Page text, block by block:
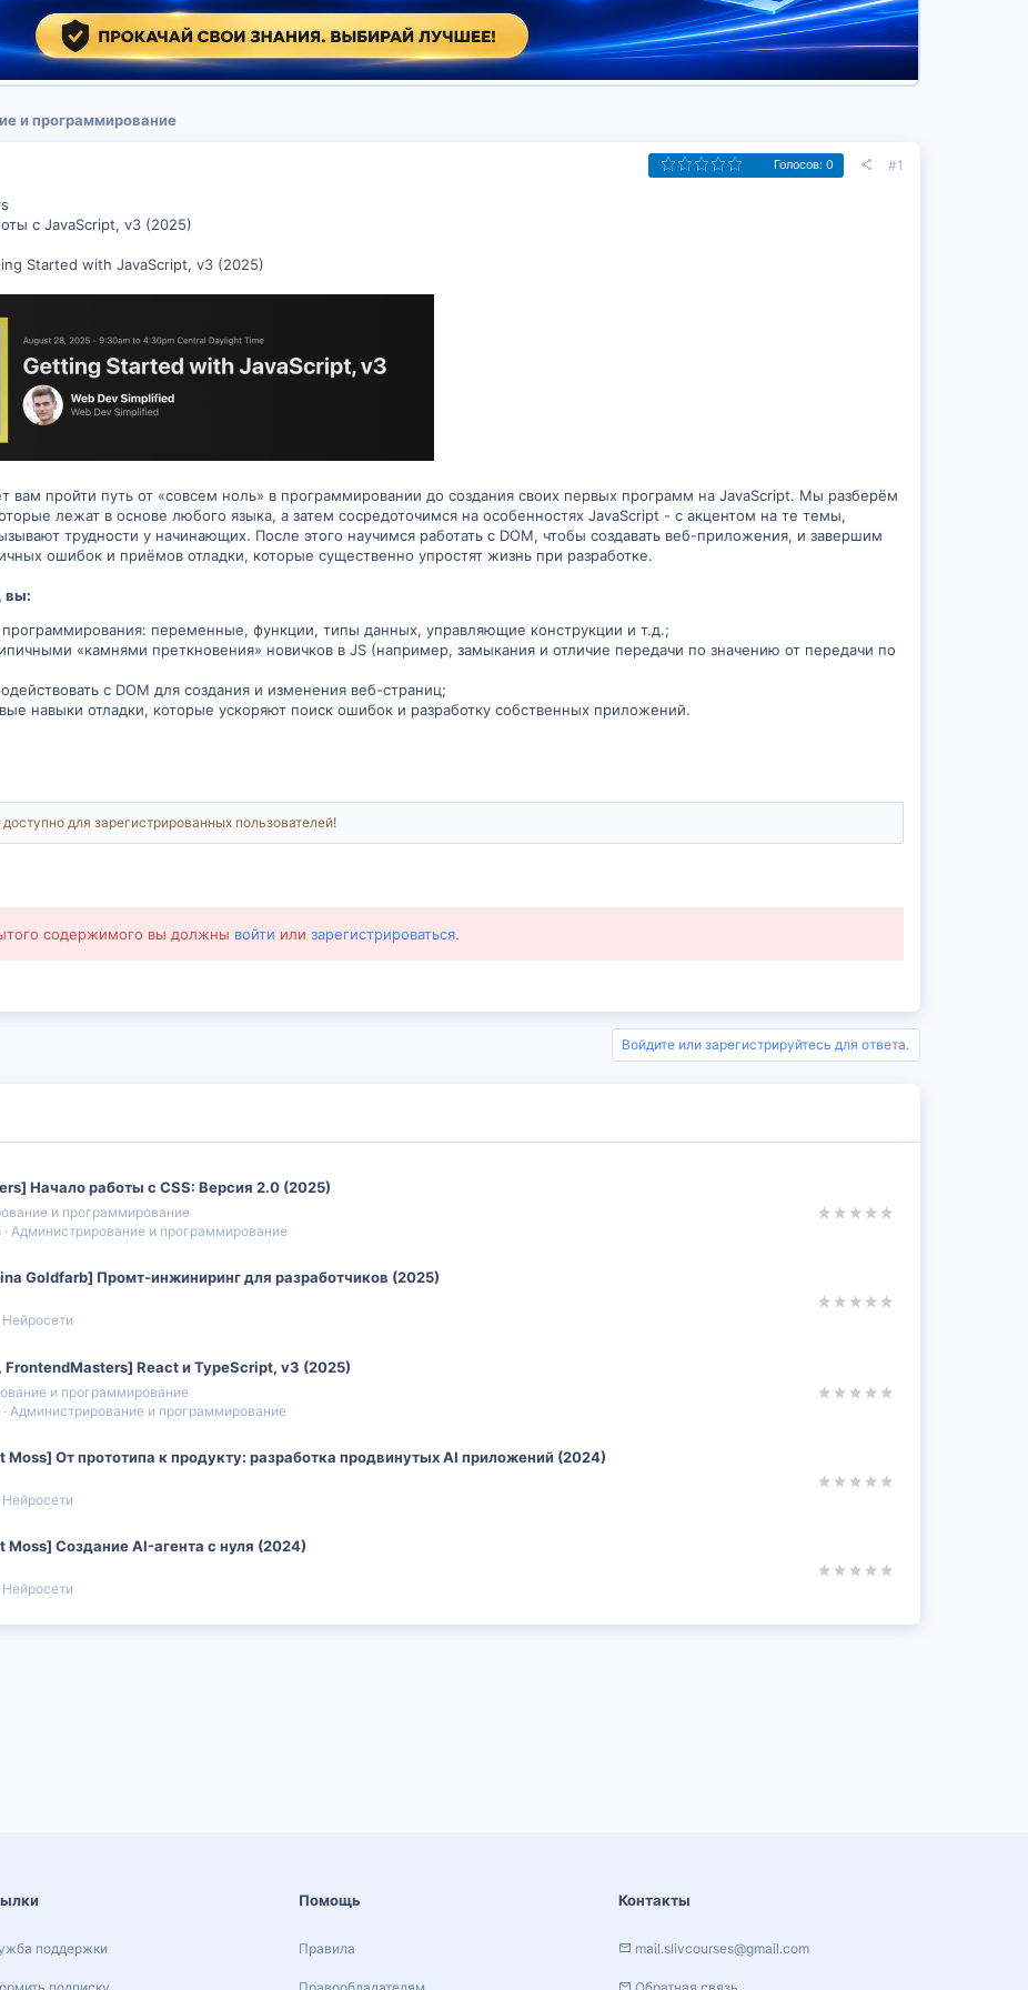
и программирование
Голосов: 0 #1
с JavaScript, v3 (2025)
Started with JavaScript, v3 (2025)
вам пройти путь от «совсем ноль» в программировании до создания своих первых программ на JavaScript. Мы разберём
лежат в основе любого языка, а затем сосредоточимся на особенностях JavaScript - с акцентом на те темы,
трудности у начинающих. После этого научимся работать с DOM, чтобы создавать веб-приложения, и завершим
ошибок и приёмов отладки, которые существенно упростят жизнь при разработке.
вы:
переменные, функции, типы данных, управляющие конструкции и т.д.;
«камнями преткновения» новичков в JS (например, замыкания и отличие передачи по значению от передачи по
с DOM для создания и изменения веб-страниц;
навыки отладки, которые ускоряют поиск ошибок и разработку собственных приложений.
для зарегистрированных пользователей!
содержимого вы должны войти или зарегистрироваться.
Войдите или зарегистрируйтесь для ответа.
Начало работы с CSS: Версия 2.0 (2025)
и программирование
Администрирование и программирование
Goldfarb] Промт-инжиниринг для разработчиков (2025)
Нейросети
FrontendMasters] React и TypeScript, v3 (2025)
и программирование
Администрирование и программирование
От прототипа к продукту: разработка продвинутых AI приложений (2024)
Нейросети
Создание AI-агента с нуля (2024)
Нейросети
поддержки
подписку
Помощь
Правила
Правообладателям
Контакты
mail.slivcourses@gmail.com
Обратная связь